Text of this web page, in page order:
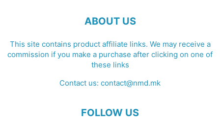
ABOUT US
This site contains product affiliate links. We may receive a
commission if you make a purchase after clicking on one of
these links
Contact us: contact@nmd.mk
FOLLOW US